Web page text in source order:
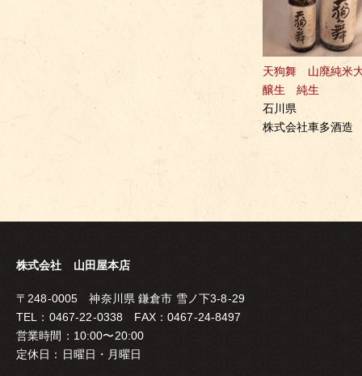
天狗舞 山廃純米
醸生 純生
石川県
株式会社車多酒造
株式会社 山田屋本店
〒248-0005 神奈川県 鎌倉市 雪ノ下3-8-29
TEL：0467-22-0338 FAX：0467-24-8497
営業時間：10:00〜20:00
定休日：日曜日・月曜日